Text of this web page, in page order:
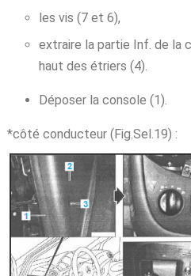
les vis (7 et 6),
extraire la partie Inf. de la
haut des étriers (4).
Déposer la console (1).
*côté conducteur (Fig.Sel.19) :